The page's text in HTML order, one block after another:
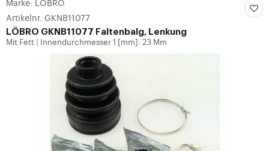
Marke: LÖBRO
Artikelnr. GKNB11077
LÖBRO GKNB11077 Faltenbalg, Lenkung
Mit Fett Innendurchmesser 1 [mm]: 23 Mm